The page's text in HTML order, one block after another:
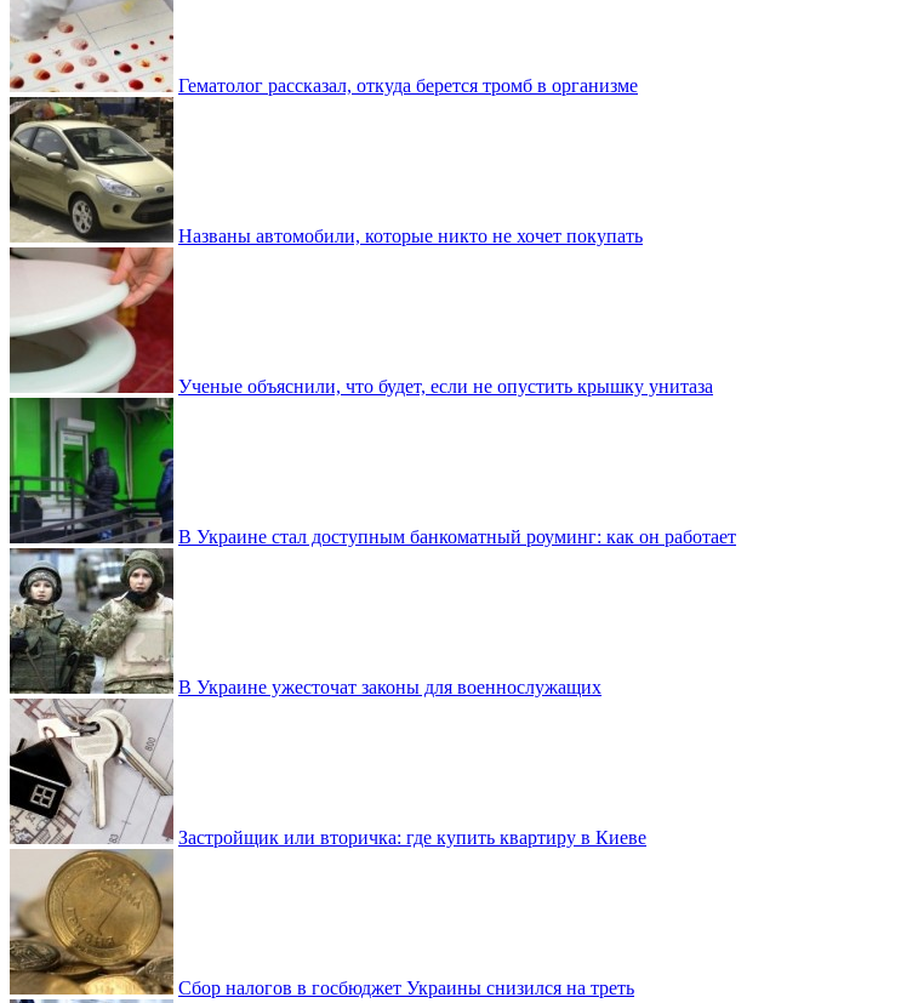
Гематолог рассказал, откуда берется тромб в организме
Названы автомобили, которые никто не хочет покупать
Ученые объяснили, что будет, если не опустить крышку унитаза
В Украине стал доступным банкоматный роуминг: как он работает
В Украине ужесточат законы для военнослужащих
Застройщик или вторичка: где купить квартиру в Киеве
Сбор налогов в госбюджет Украины снизился на треть